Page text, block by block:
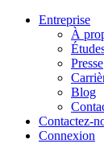
Entreprise
À
Presse
Blog
Contactez-
Connexion